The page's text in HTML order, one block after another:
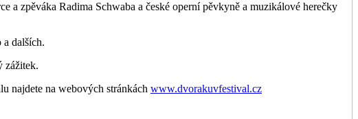
a zpěváka Radima Schwaba a české operní pěvkyně a muzikálové herečky
dalších.
zážitek.
najdete na webových stránkách www.dvorakuvfestival.cz